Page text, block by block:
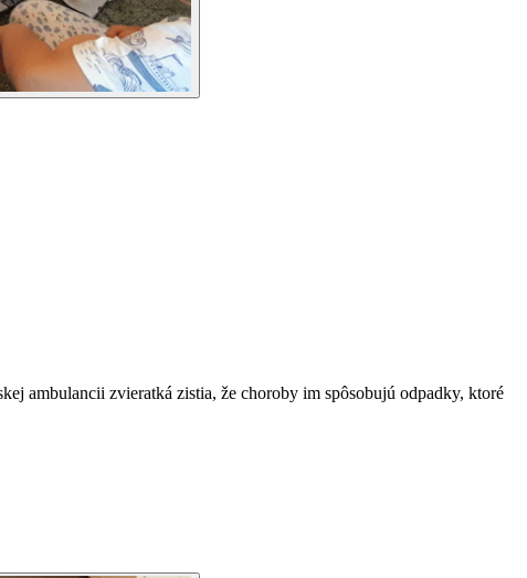
ambulancii zvieratká zistia, že choroby im spôsobujú odpadky, ktoré